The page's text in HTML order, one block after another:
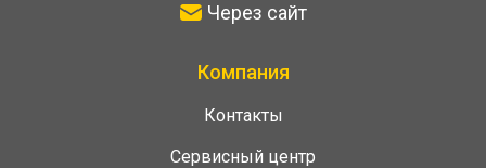
Компания
Контакты
Сервисный центр
Через сайт